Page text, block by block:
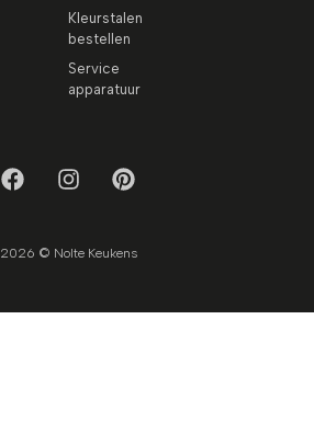
Kleurstalen
bestellen
Service
apparatuur
2026 © Nolte Keukens